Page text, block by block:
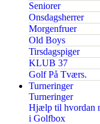
Seniorer
Onsdagsherrer
Morgenfruer
Old Boys
Tirsdagspiger
KLUB 37
Golf På Tværs.
Turneringer
Turneringer
Hjælp til hvordan
i Golfbox